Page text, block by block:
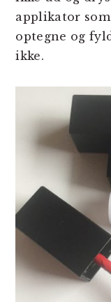
applikator
optegne og
ikke.